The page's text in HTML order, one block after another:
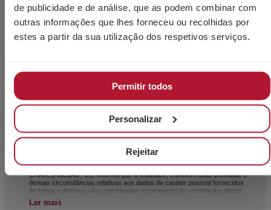
de publicidade e de análise, que as podem combinar com
outras informações que lhes forneceu ou recolhidas por
estes a partir da sua utilização dos respetivos serviços.
Permitir todos
Personalizar
Rejeitar
Aceito a utilização dos meus dados pessoais pelo
Aviso Legal e a Política de Privacidade
Este site é protegido peloreCAPTCHAe pelapolítica
CHAVES BILBAO, S.L. informa que a finalidade, transferências previstas e
demais circunstâncias relativas aos dados de caráter pessoal fornecidos
de forma voluntária são comunicadas no momento da recolha dos dados
pessoais, ainda que, dependendo do caso específico, a sua finalidade
possa ser alguma das seguintes: atendimento do seu pedido, reclamação
Ler mais